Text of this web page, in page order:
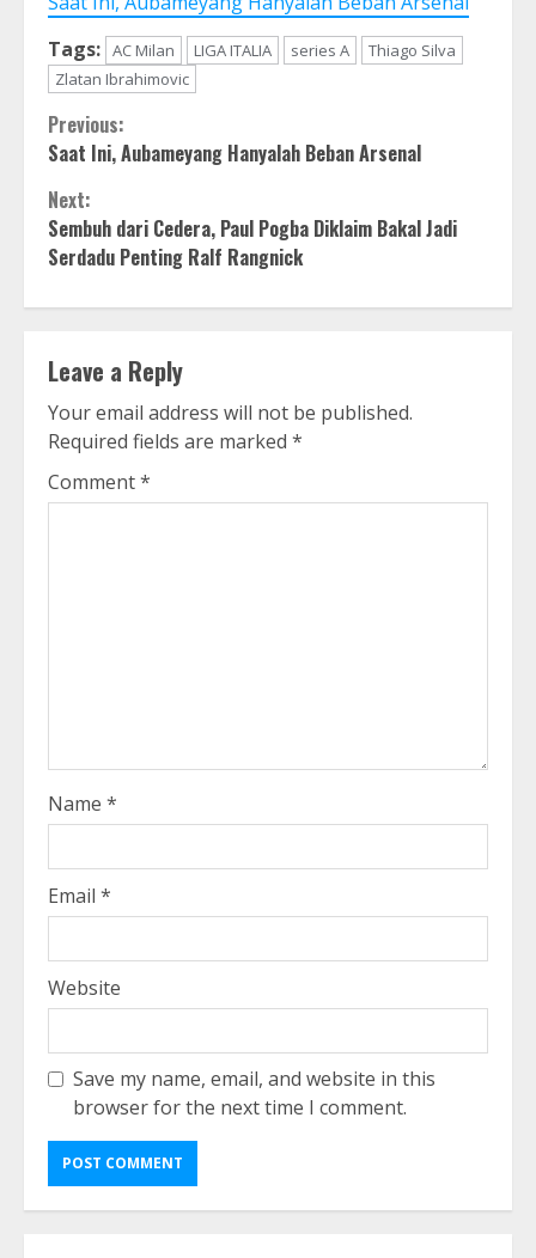
Tags: AC Milan LIGA ITALIA series A
Thiago Silva
Zlatan Ibrahimovic
Continue
Reading
Previous:
Saat Ini, Aubameyang Hanyalah Beban Arsenal
Next:
Sembuh dari Cedera, Paul Pogba Diklaim Bakal Jadi
Serdadu Penting Ralf Rangnick
Leave a Reply
Your email address will not be published.
Required fields are marked *
Comment*
Name *
Email *
Website
Save my name, email, and website in this
browser for the next time I comment.